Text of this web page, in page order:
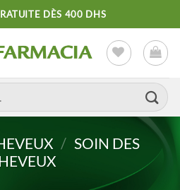
DÈS 400 DHS
/ SOIN DES